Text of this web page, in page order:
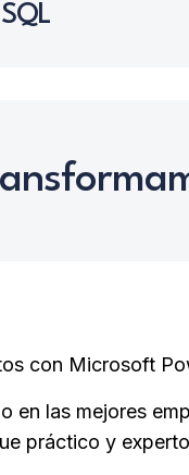
con Microsoft
en las mejores
práctico y